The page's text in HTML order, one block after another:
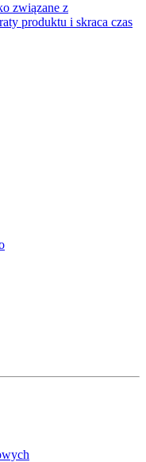
związane z
produktu i skraca czas